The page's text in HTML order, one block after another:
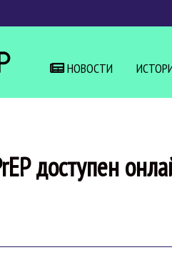
НОВОСТИ
доступен